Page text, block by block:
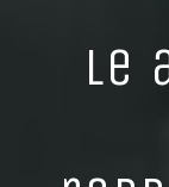
Le